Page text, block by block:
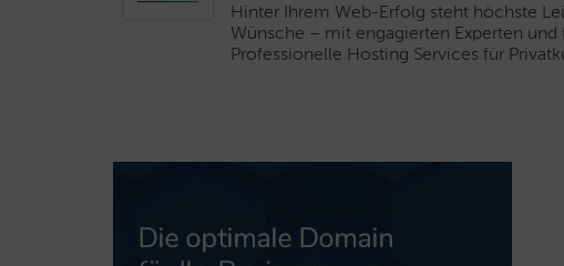
Hinter Ihrem Web-Erfolg steht höchste
Wünsche – mit engagierten Experten
Professionelle Hosting Services für